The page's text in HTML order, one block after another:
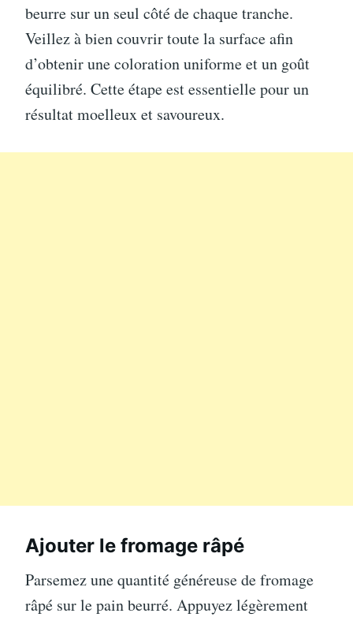
beurre sur un seul côté de chaque tranche.
Veillez à bien couvrir toute la surface afin
d’obtenir une coloration uniforme et un goût
équilibré. Cette étape est essentielle pour un
résultat moelleux et savoureux.
Ajouter le fromage râpé
Parsemez une quantité généreuse de fromage
râpé sur le pain beurré. Appuyez légèrement